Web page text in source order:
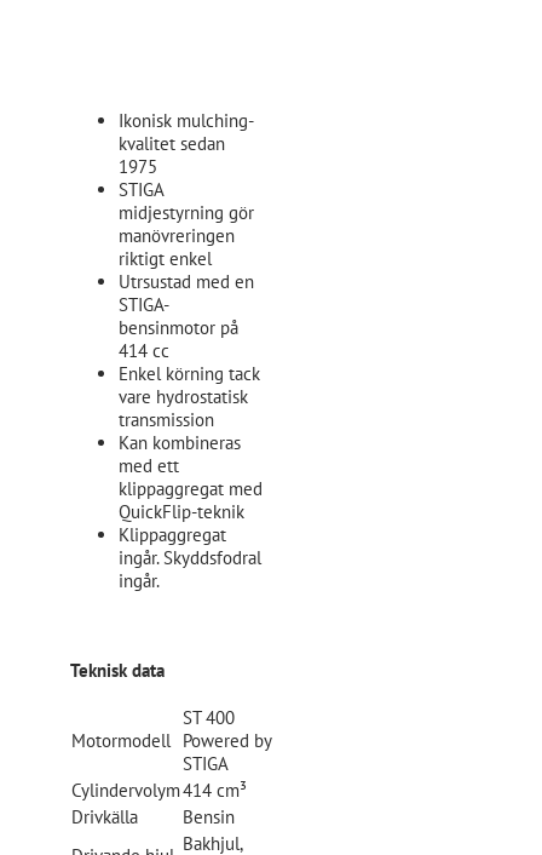
Ikonisk mulching-
kvalitet sedan
1975
STIGA
midjestyrning gör
manövreringen
riktigt enkel
Utrsustad med en
STIGA-
bensinmotor på
414 cc
Enkel körning tack
vare hydrostatisk
transmission
Kan kombineras
med ett
klippaggregat med
QuickFlip-teknik
Klippaggregat
ingår. Skyddsfodral
ingår.
Teknisk data
Motormodell
ST 400
Powered by
STIGA
Cylindervolym414 cm³
Drivkälla
Bensin
Bakhjul,